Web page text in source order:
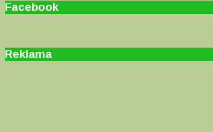
Facebook
Reklama